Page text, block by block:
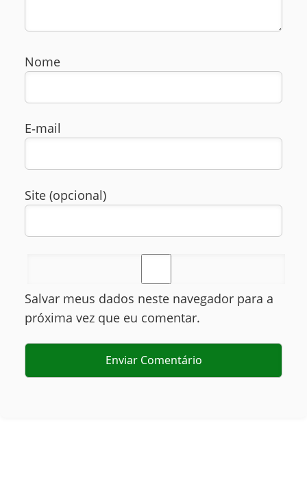
Nome
E‑mail
Site (opcional)
Salvar meus dados neste navegador para a
próxima vez que eu comentar.